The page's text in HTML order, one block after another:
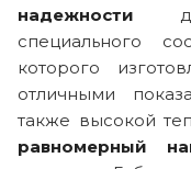
надежности
специального
которого
отличными
также высокой
равномерный